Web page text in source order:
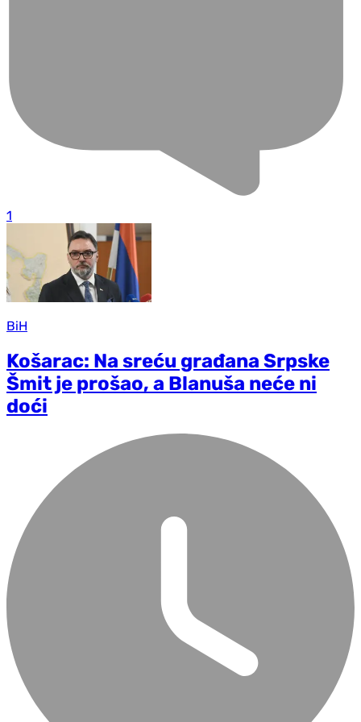
1
BiH
Košarac: Na sreću građana Srpske
Šmit je prošao, a Blanuša neće ni
doći